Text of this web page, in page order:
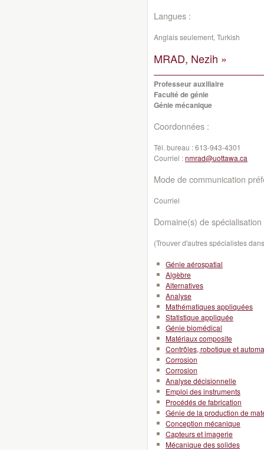
Langues :
Anglais seulement, Turkish
MRAD, Nezih »
Professeur auxiliaire
Faculté de génie
Génie mécanique
Coordonnées :
Tél. bureau :613-943-4301
Courriel :nmrad@uottawa.ca
Mode de communication
Courriel
Domaine(s) de spécialisation
(Trouver d'autres spécialistes
Génie aérospatial
Algèbre
Alternatives
Analyse
Mathématiques appliquées
Statistique appliquée
Génie biomédical
Matériaux composite
Contrôles, robotique et
Corrosion
Corrosion
Analyse décisionnelle
Emploi des instruments
Procédés de fabrication
Génie de la production de
Conception mécanique
Capteurs et imagerie
Mécanique des solides